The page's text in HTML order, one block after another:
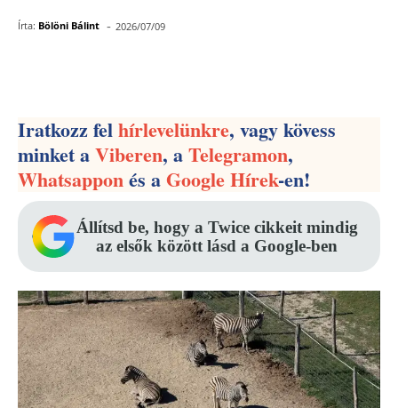
Írta: Bölöni Bálint - 2026/07/09
Iratkozz felhírlevelünkre, vagy kövess
minket aViberen, aTelegramon,
Whatsapponés aGoogle Hírek-en!
Állítsd be, hogy a Twice cikkeit mindig
az elsők között lásd a Google-ben